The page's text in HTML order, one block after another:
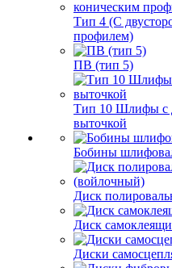
Тип 4 (С
профилем)
ПВ (тип 5)
Тип 10 Шлифы с
выточкой
Бобины
Диск
Диск
Диски